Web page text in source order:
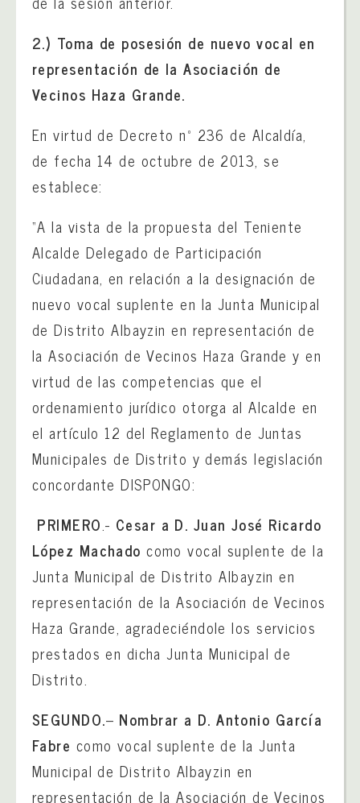
2.) Toma de posesión de nuevo vocal en
representación de la Asociación de
Vecinos Haza Grande.
En virtud de Decreto nº 236 de Alcaldía,
de fecha 14 de octubre de 2013, se
establece:
“A la vista de la propuesta del Teniente
Alcalde Delegado de Participación
Ciudadana, en relación a la designación de
nuevo vocal suplente en la Junta Municipal
de Distrito Albayzin en representación de
la Asociación de Vecinos Haza Grande y en
virtud de las competencias que el
ordenamiento jurídico otorga al Alcalde en
el artículo 12 del Reglamento de Juntas
Municipales de Distrito y demás legislación
concordante DISPONGO:
PRIMERO.- Cesar a D. Juan José Ricardo
López Machadocomo vocal suplente de la
Junta Municipal de Distrito Albayzin en
representación de la Asociación de Vecinos
Haza Grande, agradeciéndole los servicios
prestados en dicha Junta Municipal de
Distrito.
SEGUNDO.– Nombrar a D. Antonio García
Fabre como vocal suplente de la Junta
Municipal de Distrito Albayzin en
representación de la Asociación de Vecinos